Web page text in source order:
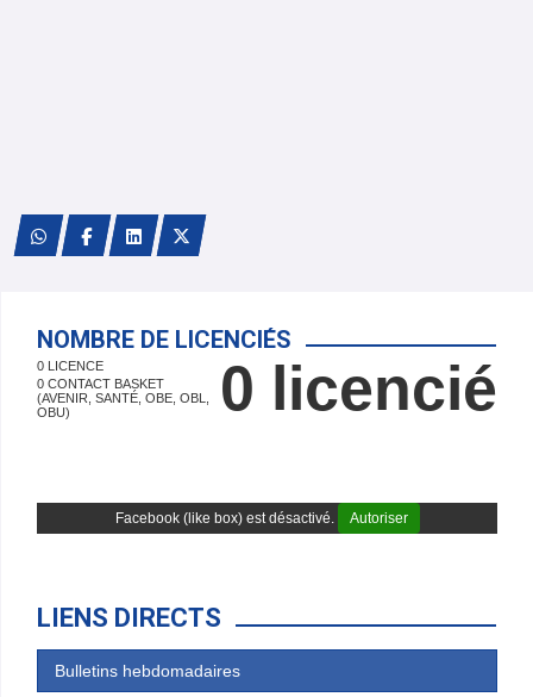
NOMBRE DE LICENCIÉS
0 LICENCE
0 CONTACT BASKET
(AVENIR, SANTÉ, OBE, OBL,
OBU)
0 licencié
Facebook (like box) est désactivé. Autoriser
LIENS DIRECTS
Bulletins hebdomadaires